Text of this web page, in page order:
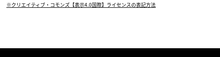
※クリエイティブ・コモンズ【表示4.0国際】ライセンスの表記方法